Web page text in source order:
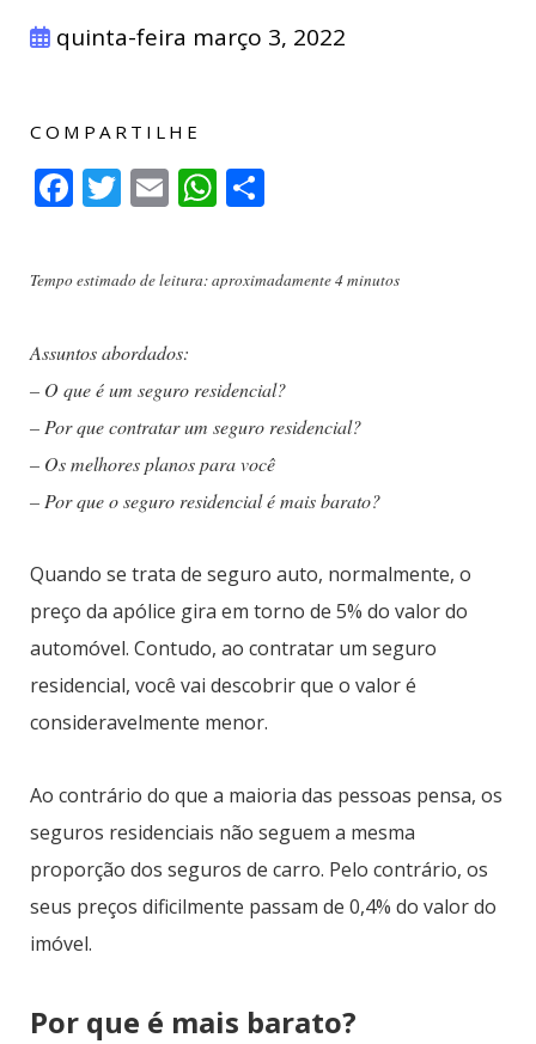
quinta-feira março 3, 2022
COMPARTILHE
Facebook
Twitter
EmailWhatsApp
Tempo estimado de leitura: aproximadamente 4 minutos
Assuntos abordados:
– O que é um seguro residencial?
– Por que contratar um seguro residencial?
– Os melhores planos para você
– Por que o seguro residencial é mais barato?
Quando se trata de seguro auto, normalmente, o
preço da apólice gira em torno de 5% do valor do
automóvel. Contudo, ao contratar um seguro
residencial, você vai descobrir que o valor é
consideravelmente menor.
Ao contrário do que a maioria das pessoas pensa, os
seguros residenciais não seguem a mesma
proporção dos seguros de carro. Pelo contrário, os
seus preços dificilmente passam de 0,4% do valor do
imóvel.
Por que é mais barato?